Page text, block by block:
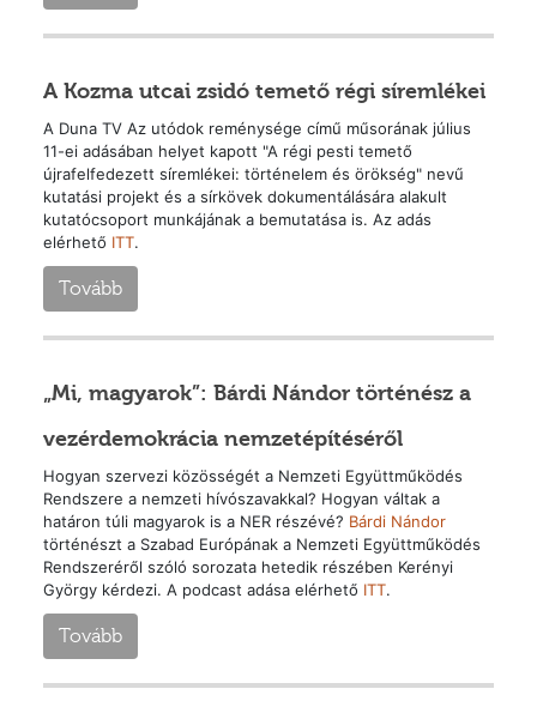
A Kozma utcai zsidó temető régi síremlékei
A Duna TV Az utódok reménysége című műsorának július
11-ei adásában helyet kapott "A régi pesti temető
újrafelfedezett síremlékei: történelem és örökség" nevű
kutatási projekt és a sírkövek dokumentálására alakult
kutatócsoport munkájának a bemutatása is. Az adás
elérhető ITT.
Tovább
„Mi, magyarok”: Bárdi Nándor történész a
vezérdemokrácia nemzetépítéséről
Hogyan szervezi közösségét a Nemzeti Együttműködés
Rendszere a nemzeti hívószavakkal? Hogyan váltak a
határon túli magyarok is a NER részévé? Bárdi Nándor
történészt a Szabad Európának a Nemzeti Együttműködés
Rendszeréről szóló sorozata hetedik részében Kerényi
György kérdezi. A podcast adása elérhető ITT.
Tovább